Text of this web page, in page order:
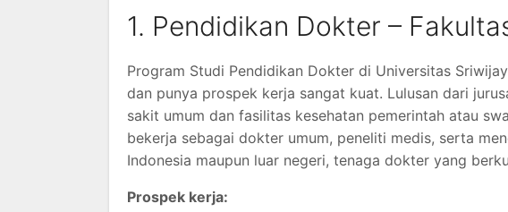
1. Pendidikan Dokter –
Program Studi Pendidikan Dokter di Universitas
dan punya prospek kerja sangat kuat. Lulusan dari
sakit umum dan fasilitas kesehatan pemerintah atau
bekerja sebagai dokter umum, peneliti medis, serta
Indonesia maupun luar negeri, tenaga dokter yang
Prospek kerja: